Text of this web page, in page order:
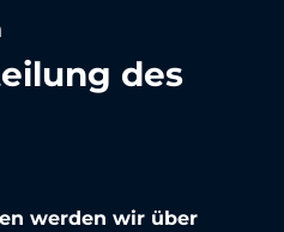
des
werden wir über